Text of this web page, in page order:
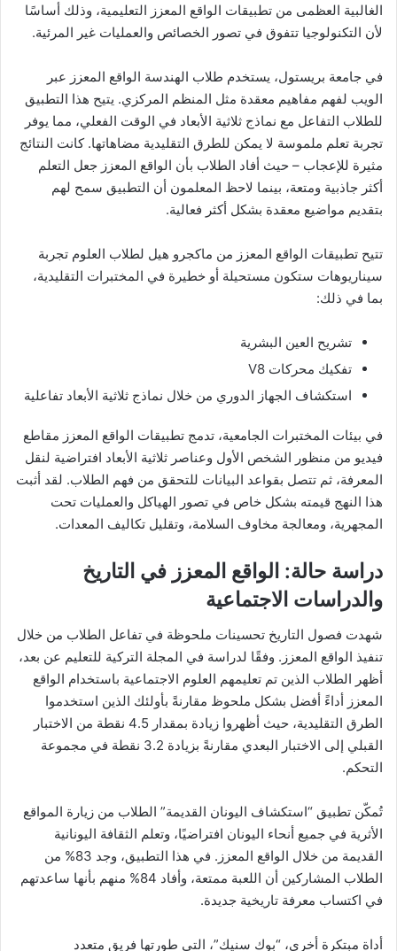
الغالبية العظمى من تطبيقات الواقع المعزز التعليمية، وذلك أساسًا
لأن التكنولوجيا تتفوق في تصور الخصائص والعمليات غير المرئية.
في جامعة بريستول، يستخدم طلاب الهندسة الواقع المعزز عبر
الويب لفهم مفاهيم معقدة مثل المنظم المركزي. يتيح هذا التطبيق
للطلاب التفاعل مع نماذج ثلاثية الأبعاد في الوقت الفعلي، مما يوفر
تجربة تعلم ملموسة لا يمكن للطرق التقليدية مضاهاتها. كانت النتائج
مثيرة للإعجاب – حيث أفاد الطلاب بأن الواقع المعزز جعل التعلم
أكثر جاذبية ومتعة، بينما لاحظ المعلمون أن التطبيق سمح لهم
بتقديم مواضيع معقدة بشكل أكثر فعالية.
تتيح تطبيقات الواقع المعزز من ماكجرو هيل لطلاب العلوم تجربة
سيناريوهات ستكون مستحيلة أو خطيرة في المختبرات التقليدية،
بما في ذلك:
تشريح العين البشرية
تفكيك محركات V8
استكشاف الجهاز الدوري من خلال نماذج ثلاثية الأبعاد تفاعلية
في بيئات المختبرات الجامعية، تدمج تطبيقات الواقع المعزز مقاطع
فيديو من منظور الشخص الأول وعناصر ثلاثية الأبعاد افتراضية لنقل
المعرفة، ثم تتصل بقواعد البيانات للتحقق من فهم الطلاب. لقد أثبت
هذا النهج قيمته بشكل خاص في تصور الهياكل والعمليات تحت
المجهرية، ومعالجة مخاوف السلامة، وتقليل تكاليف المعدات.
دراسة حالة: الواقع المعزز في التاريخ
والدراسات الاجتماعية
شهدت فصول التاريخ تحسينات ملحوظة في تفاعل الطلاب من خلال
تنفيذ الواقع المعزز. وفقًا لدراسة في المجلة التركية للتعليم عن بعد،
أظهر الطلاب الذين تم تعليمهم العلوم الاجتماعية باستخدام الواقع
المعزز أداءً أفضل بشكل ملحوظ مقارنةً بأولئك الذين استخدموا
الطرق التقليدية، حيث أظهروا زيادة بمقدار 4.5 نقطة من الاختبار
القبلي إلى الاختبار البعدي مقارنةً بزيادة 3.2 نقطة في مجموعة
التحكم.
تُمكّن تطبيق “استكشاف اليونان القديمة” الطلاب من زيارة المواقع
الأثرية في جميع أنحاء اليونان افتراضيًا، وتعلم الثقافة اليونانية
القديمة من خلال الواقع المعزز. في هذا التطبيق، وجد 83% من
الطلاب المشاركين أن اللعبة ممتعة، وأفاد 84% منهم بأنها ساعدتهم
في اكتساب معرفة تاريخية جديدة.
أداة مبتكرة أخرى، “بوك سنيك”، التي طورتها فريق متعدد